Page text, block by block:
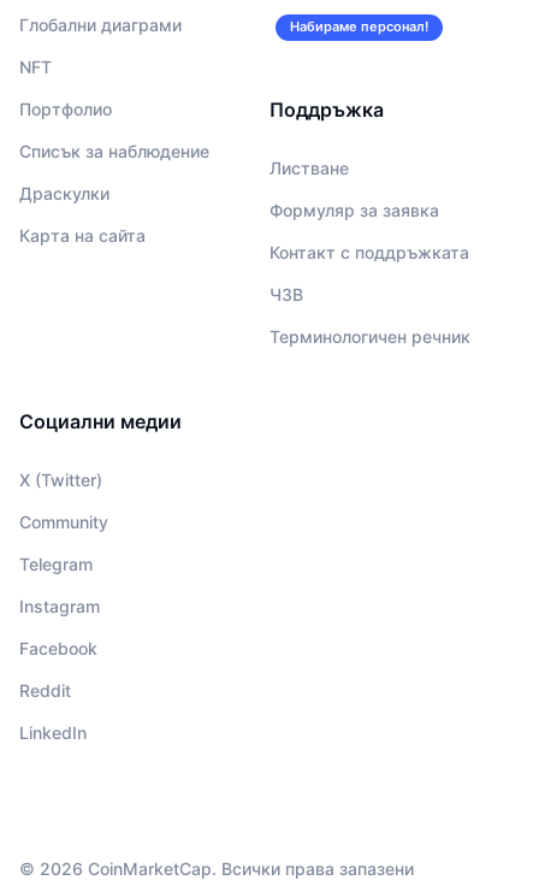
Глобални диаграми
NFT
Портфолио
Списък за наблюдение
Драскулки
Карта на сайта
Набираме персонал!
Поддръжка
Листване
Формуляр за заявка
Контакт с поддръжката
ЧЗВ
Терминологичен речник
Социални медии
X (Twitter)
Community
Telegram
Instagram
Facebook
Reddit
LinkedIn
© 2026 CoinMarketCap. Всички права запазени